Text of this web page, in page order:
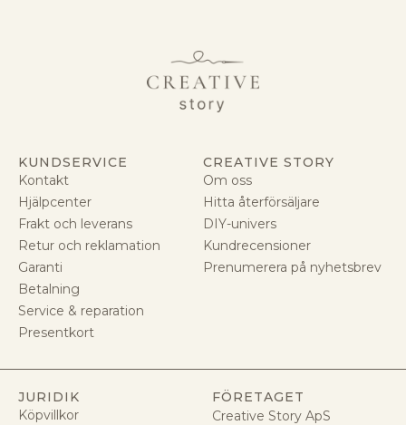
KUNDSERVICE
Kontakt
Hjälpcenter
Frakt och leverans
Retur och reklamation
Garanti
Betalning
Service & reparation
Presentkort
CREATIVE STORY
Om oss
Hitta återförsäljare
DIY-univers
Kundrecensioner
Prenumerera på nyhetsbrev
JURIDIK
Köpvillkor
FÖRETAGET
Creative Story ApS